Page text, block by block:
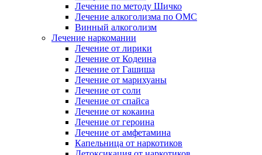
Лечение по методу Шичко
Лечение алкоголизма по ОМС
Винный алкоголизм
Лечение наркомании
Лечение от лирики
Лечение от Кодеина
Лечение от Гашиша
Лечение от марихуаны
Лечение от соли
Лечение от спайса
Лечение от кокаина
Лечение от героина
Лечение от амфетамина
Капельница от наркотиков